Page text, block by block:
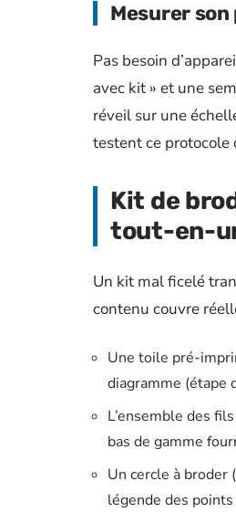
Mesurer
Pas besoin
avec kit » et une
réveil sur une
testent ce
Kit de
tout-en-
Un kit mal ficelé
contenu couvre
Une toile pré-
diagramme (étape
L’ensemble des
bas de gamme
Un cercle à broder
légende des